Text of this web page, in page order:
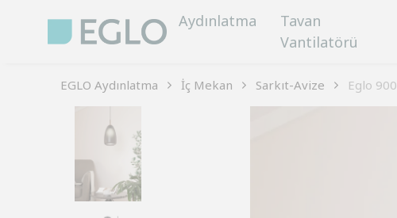
Aydınlatma
Tavan
Vantilatörü
EGLO Aydınlatma İç Mekan Sarkıt-Avize Eglo